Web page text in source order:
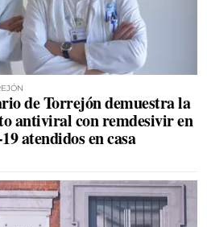
de Torrejón demuestra la
antiviral con remdesivir en
atendidos en casa